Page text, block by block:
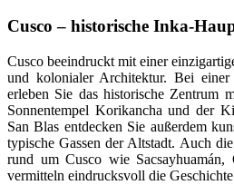
Cusco – historische Inka-
Cusco beeindruckt mit einer
und kolonialer Architektur. Bei einer
erleben Sie das historische Zentrum
Sonnentempel Korikancha und der
San Blas entdecken Sie außerdem
typische Gassen der Altstadt. Auch
rund um Cusco wie
vermitteln eindrucksvoll die